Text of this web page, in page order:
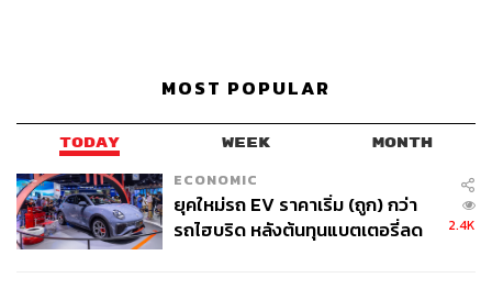
MOST POPULAR
TODAY WEEK MONTH
ECONOMIC
ยุคใหม่รถ EV ราคาเริ่ม (ถูก) กว่า
รถไฮบริด หลังต้นทุนแบตเตอรี่ลด
2.4K